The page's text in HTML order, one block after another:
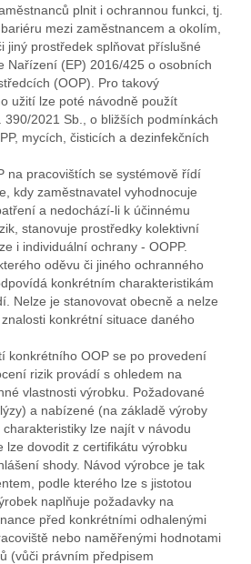
plnit i ochrannou funkci, tj.
mezi zaměstnancem a okolím,
jiný prostředek splňovat příslušné
Nařízení (EP) 2016/425 o osobních
(OOP). Pro takový
užití lze poté návodně použít
390/2021 Sb., o bližších podmínkách
mycích, čisticích a dezinfekčních
na pracovištích se systémově řídí
kdy zaměstnavatel vyhodnocuje
a nedochází-li k účinnému
stanovuje prostředky kolektivní
i individuální ochrany - OOPP.
oděvu či jiného ochranného
konkrétním charakteristikám
Nelze je stanovovat obecně a nelze
konkrétní situace daného
konkrétního OOP se po provedení
rizik provádí s ohledem na
vlastnosti výrobku. Požadované
a nabízené (na základě výroby
lze najít v návodu
lze dovodit z certifikátu výrobku
shody. Návod výrobce je tak
podle kterého lze s jistotou
naplňuje požadavky na
před konkrétními odhalenými
nebo naměřenými hodnotami
(vůči právním předpisem